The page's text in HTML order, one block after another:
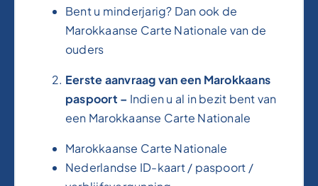
Bent u minderjarig? Dan ook de
Marokkaanse Carte Nationale van de
ouders
Eerste aanvraag van een Marokkaans
paspoort – Indien u al in bezit bent van
een Marokkaanse Carte Nationale
Marokkaanse Carte Nationale
Nederlandse ID-kaart / paspoort /